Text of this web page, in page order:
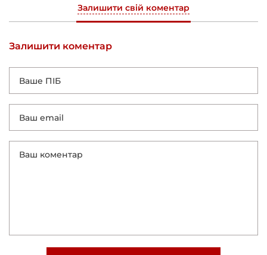
Залишити свій коментар
Залишити коментар